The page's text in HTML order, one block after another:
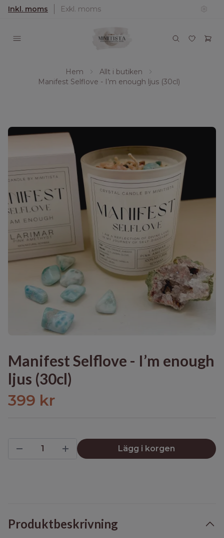
Inkl. moms Exkl. moms
Hem
Allt i butiken
Manifest Selflove - I’m enough ljus (30cl)
Manifest Selflove - I’m enough
ljus (30cl)
399 kr
Lägg i korgen
Produktbeskrivning